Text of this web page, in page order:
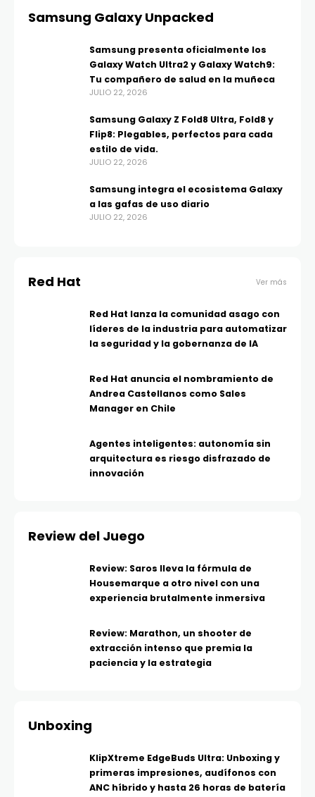
Samsung Galaxy Unpacked
Samsung presenta oficialmente los
Galaxy Watch Ultra2 y Galaxy Watch9:
Tu compañero de salud en la muñeca
JULIO 22, 2026
Samsung Galaxy Z Fold8 Ultra, Fold8 y
Flip8: Plegables, perfectos para cada
estilo de vida.
JULIO 22, 2026
Samsung integra el ecosistema Galaxy
a las gafas de uso diario
JULIO 22, 2026
Red Hat Ver más
Red Hat lanza la comunidad asago con
líderes de la industria para automatizar
la seguridad y la gobernanza de IA
Red Hat anuncia el nombramiento de
Andrea Castellanos como Sales
Manager en Chile
Agentes inteligentes: autonomía sin
arquitectura es riesgo disfrazado de
innovación
Review del Juego
Review: Saros lleva la fórmula de
Housemarque a otro nivel con una
experiencia brutalmente inmersiva
Review: Marathon, un shooter de
extracción intenso que premia la
paciencia y la estrategia
Unboxing
KlipXtreme EdgeBuds Ultra: Unboxing y
primeras impresiones, audífonos con
ANC híbrido y hasta 26 horas de batería